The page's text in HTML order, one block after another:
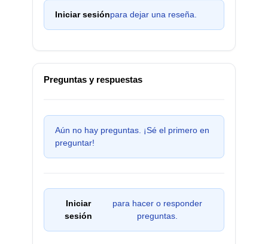
Iniciar sesiónpara dejar una reseña.
Preguntas y respuestas
Aún no hay preguntas. ¡Sé el primero en
preguntar!
Iniciar
sesión
para hacer o responder
preguntas.